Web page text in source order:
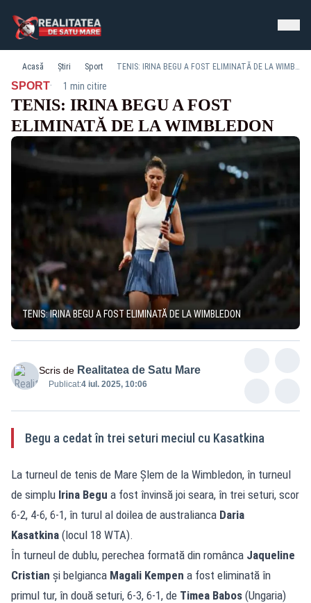
Acasă Știri Sport TENIS: IRINA BEGU A FOST ELIMINATĂ DE LA WIMBLEDON
SPORT· 1 min citire
TENIS: IRINA BEGU A FOST
ELIMINATĂ DE LA WIMBLEDON
TENIS: IRINA BEGU A FOST ELIMINATĂ DE LA WIMBLEDON
Scris de Realitatea de Satu Mare
Publicat:4 iul. 2025, 10:06
Begu a cedat în trei seturi meciul cu Kasatkina
La turneul de tenis de Mare Şlem de la Wimbledon, în turneul
de simplu Irina Begu a fost învinsă joi seara, în trei seturi, scor
6-2, 4-6, 6-1, în turul al doilea de australianca Daria
Kasatkina (locul 18 WTA).
În turneul de dublu, perechea formată din românca Jaqueline
Cristian şi belgianca Magali Kempen a fost eliminată în
primul tur, în două seturi, 6-3, 6-1, de Timea Babos (Ungaria)